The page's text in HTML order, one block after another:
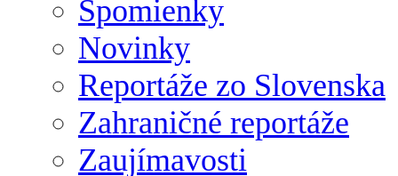
Spomienky
Novinky
Reportáže zo Slovenska
Zahraničné reportáže
Zaujímavosti